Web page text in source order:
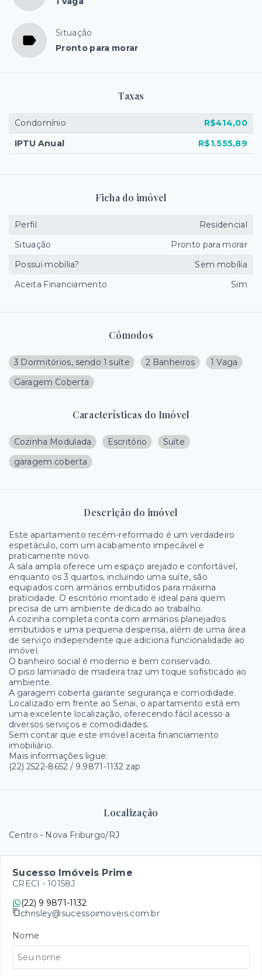
Situação
Pronto para morar
Cômodos
3 Dormitórios, sendo 1 suíte 2 Banheiros
1 Vaga
Garagem Coberta
Características do Imóvel
Cozinha Modulada Escritório
Suíte
garagem coberta
Descrição do imóvel
Este apartamento recém-reformado é um verdadeiro
espetáculo, com um acabamento impecável e
praticamente novo.
A sala ampla oferece um espaço arejado e confortável,
enquanto os 3 quartos, incluindo uma suíte, são
equipados com armários embutidos para máxima
praticidade. O escritório montado é ideal para quem
precisa de um ambiente dedicado ao trabalho.
A cozinha completa conta com armários planejados
embutidos e uma pequena despensa, além de uma área
de serviço independente que adiciona funcionalidade ao
imóvel.
O banheiro social é moderno e bem conservado.
O piso laminado de madeira traz um toque sofisticado ao
ambiente.
A garagem coberta garante segurança e comodidade.
Localizado em frente ao Senai, o apartamento está em
uma excelente localização, oferecendo fácil acesso a
diversos serviços e comodidades.
Sem contar que este imóvel aceita financiamento
imobiliário.
Mais informações ligue:
(22) 2522-8652 / 9.9871-1132 zap
Localização
Centro - Nova Friburgo/RJ
Taxas
Condomínio
R$414,00
IPTU Anual
R$1.555,89
Ficha do imóvel
Perfil
Residencial
Situação
Pronto para morar
Possui mobília?
Sem mobília
Aceita Financiamento
Sim
Sucesso Imóveis Prime
CRECI - 10158J
(22) 9 9871-1132
chrisley@sucessoimoveis.com.br
Nome